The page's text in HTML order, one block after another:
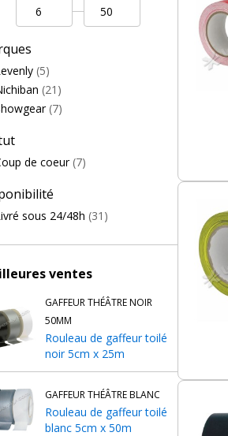
(5)
(21)
(7)
de coeur (7)
sous 24/48h (31)
ventes
GAFFEUR THÉÂTRE NOIR
50MM
Rouleau de gaffeur toilé
noir 5cm x 25m
GAFFEUR THÉÂTRE BLANC
Rouleau de gaffeur toilé
blanc 5cm x 50m